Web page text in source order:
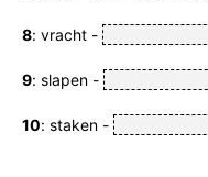
8: vracht -
9: slapen -
10: staken -